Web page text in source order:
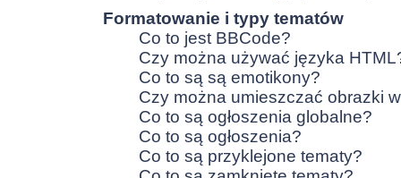
Formatowanie i typy tematów
Co to jest BBCode?
Czy można używać języka
Co to są są emotikony?
Czy można umieszczać obrazki
Co to są ogłoszenia globalne?
Co to są ogłoszenia?
Co to są przyklejone tematy?